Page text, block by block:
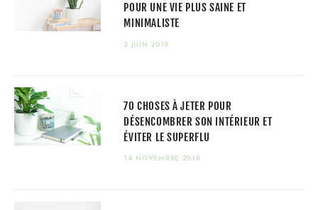
POUR UNE VIE PLUS SAINE ET
MINIMALISTE
2 JUIN 2019
70 CHOSES À JETER POUR
DÉSENCOMBRER SON INTÉRIEUR ET
ÉVITER LE SUPERFLU
14 NOVEMBRE 2018